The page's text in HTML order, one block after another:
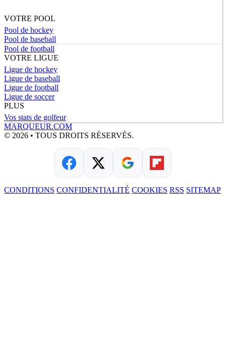
VOTRE POOL
Pool de hockey
Pool de baseball
Pool de football
VOTRE LIGUE
Ligue de hockey
Ligue de baseball
Ligue de football
Ligue de soccer
PLUS
Vos stats de golfeur
MARQUEUR.COM
© 2026 • TOUS DROITS RÉSERVÉS.
CONDITIONS CONFIDENTIALITÉ COOKIES RSS SITEMAP